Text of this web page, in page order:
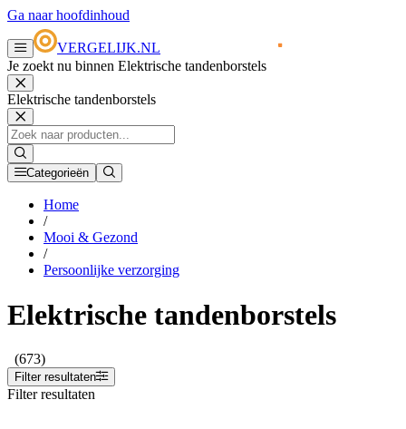
Ga naar hoofdinhoud
VERGELIJK.NL
Je zoekt nu binnen Elektrische tandenborstels
Elektrische tandenborstels
Categorieën
Home
/
Mooi & Gezond
/
Persoonlijke verzorging
Elektrische tandenborstels
(673)
Filter resultaten
Filter resultaten